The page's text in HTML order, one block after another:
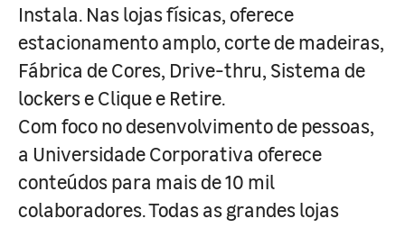
Instala. Nas lojas físicas, oferece
estacionamento amplo, corte de madeiras,
Fábrica de Cores, Drive-thru, Sistema de
lockers e Clique e Retire.
Com foco no desenvolvimento de pessoas,
a Universidade Corporativa oferece
conteúdos para mais de 10 mil
colaboradores. Todas as grandes lojas